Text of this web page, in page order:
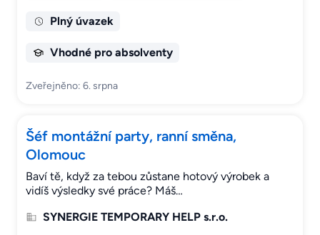
Plný úvazek
Vhodné pro absolventy
Zveřejněno: 6. srpna
Šéf montážní party, ranní směna,
Olomouc
Baví tě, když za tebou zůstane hotový výrobek a
vidíš výsledky své práce? Máš…
SYNERGIE TEMPORARY HELP s.r.o.